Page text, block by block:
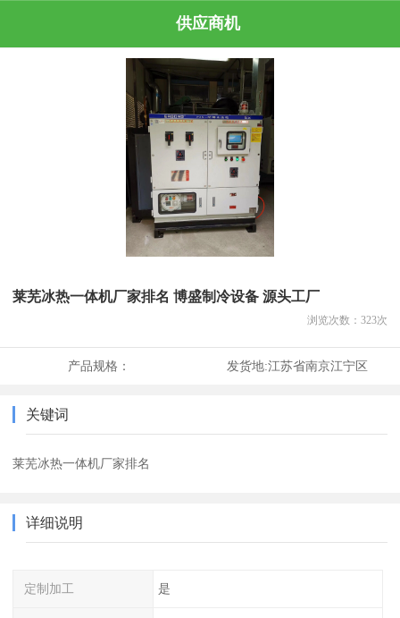
供应商机
莱芜冰热一体机厂家排名 博盛制冷设备 源头工厂
浏览次数： 323次
产品规格： 发货地:江苏省南京江宁区
关键词
莱芜冰热一体机厂家排名
详细说明
定制加工 是